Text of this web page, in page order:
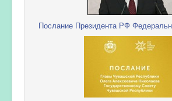
Послание Президента РФ